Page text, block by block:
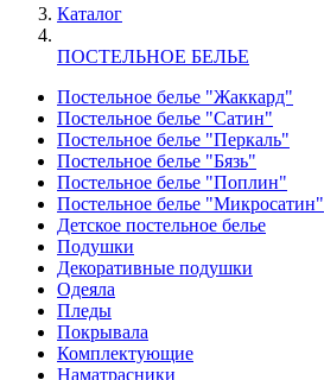
Каталог
ПОСТЕЛЬНОЕ БЕЛЬЕ
Постельное белье "Жаккард"
Постельное белье "Сатин"
Постельное белье "Перкаль"
Постельное белье "Бязь"
Постельное белье "Поплин"
Постельное белье "Микросатин"
Детское постельное белье
Подушки
Декоративные подушки
Одеяла
Пледы
Покрывала
Комплектующие
Наматрасники